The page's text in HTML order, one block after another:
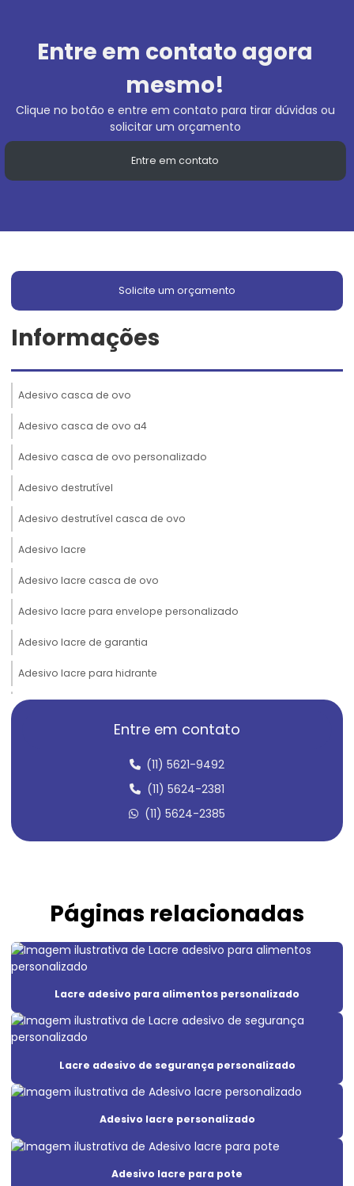
Entre em contato agora
mesmo!
Clique no botão e entre em contato para tirar dúvidas ou
solicitar um orçamento
Entre em contato
Solicite um orçamento
Informações
Adesivo casca de ovo
Adesivo casca de ovo a4
Adesivo casca de ovo personalizado
Adesivo destrutível
Adesivo destrutível casca de ovo
Adesivo lacre
Adesivo lacre casca de ovo
Adesivo lacre para envelope personalizado
Adesivo lacre de garantia
Adesivo lacre para hidrante
Adesivo lacre personalizado
Adesivo lacre para pote
Adesivo lacre de segurança
Adesivo lacre de segurança casca de ovo
Adesivo de segurança
Adesivo de segurança destrutível
Adesivo void branco
Adesivo void prata
Adesivos de segurança para máquinas
Etiqueta adesiva void
Etiqueta casca de ovo
Entre em contato
(11) 5621-9492
(11) 5624-2381
(11) 5624-2385
Páginas relacionadas
Lacre adesivo para alimentos personalizado
Lacre adesivo de segurança personalizado
Adesivo lacre personalizado
Adesivo lacre para pote